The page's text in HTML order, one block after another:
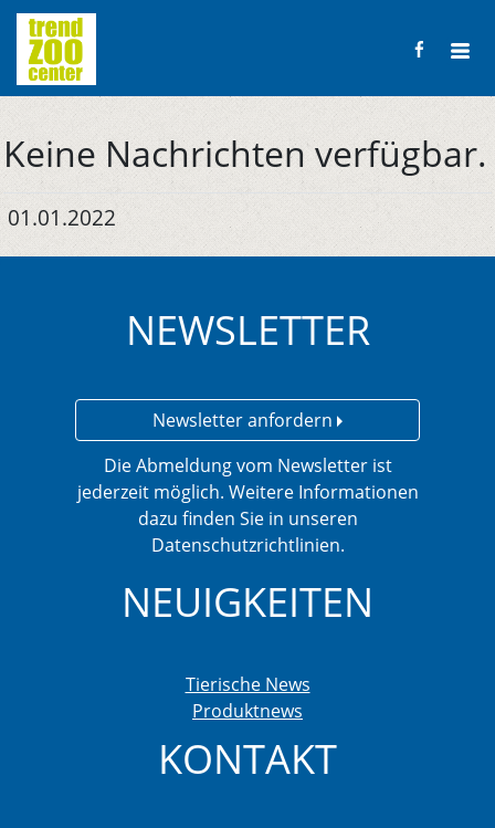
Keine Nachrichten verfügbar.
01.01.2022
NEWSLETTER
Newsletter anfordern
Die Abmeldung vom Newsletter ist
jederzeit möglich. Weitere Informationen
dazu finden Sie in unseren
Datenschutzrichtlinien.
NEUIGKEITEN
Tierische News
Produktnews
KONTAKT